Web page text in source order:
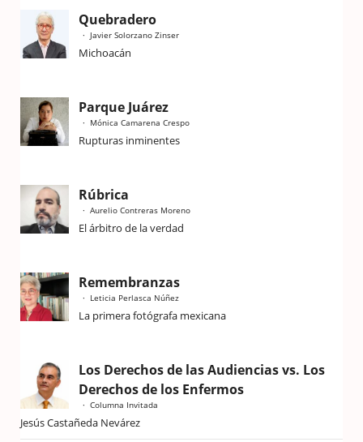
Quebradero
Javier Solorzano Zinser
Michoacán
Parque Juárez
Mónica Camarena Crespo
Rupturas inminentes
Rúbrica
Aurelio Contreras Moreno
El árbitro de la verdad
Remembranzas
Leticia Perlasca Núñez
La primera fotógrafa mexicana
Los Derechos de las Audiencias vs. Los
Derechos de los Enfermos
Columna Invitada
Jesús Castañeda Nevárez